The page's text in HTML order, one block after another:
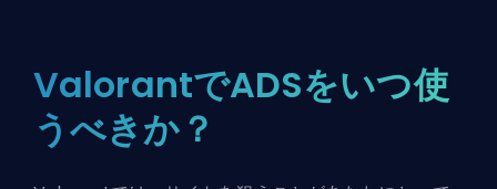
ValorantでADSをいつ使
うべきか？